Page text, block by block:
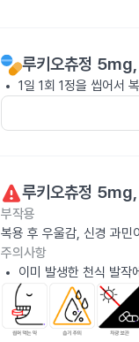
루키오츄정 5mg
1일 1회 1정을 씹어서
루키오츄정 5mg
부작용
복용 후 우울감, 신경 과민
주의사항
이미 발생한 천식 발작